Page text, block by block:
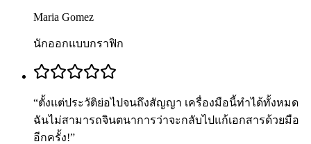
Maria Gomez
นักออกแบบกราฟิก
“ตั้งแต่ประวัติย่อไปจนถึงสัญญา เครื่องมือนี้ทำได้ทั้งหมด
ฉันไม่สามารถจินตนาการว่าจะกลับไปแก้เอกสารด้วยมือ
อีกครั้ง!”